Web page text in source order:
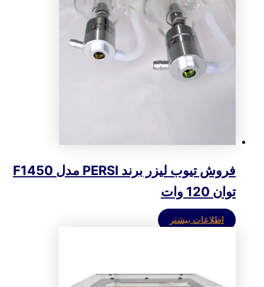
فروش تیوب لیزر برند PERSI مدل F1450
توان 120 وات
اطلاعات بیشتر